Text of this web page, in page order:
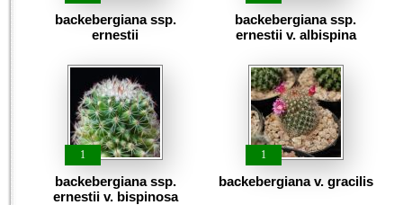
backebergiana ssp.
ernestii
backebergiana ssp.
ernestii v. albispina
1
backebergiana ssp.
ernestii v. bispinosa
1
backebergiana v. gracilis